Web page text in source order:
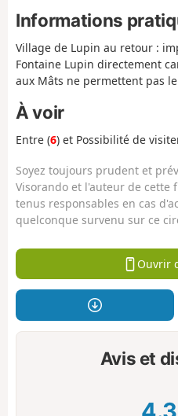
Informations
Village de Lupin au retour :
Fontaine Lupin directement
aux Mâts ne permettent pas
À voir
Entre (6) et Possibilité de
Soyez toujours prudent et
Visorando et l'auteur de cette
tenus responsables en cas
quelconque survenu sur ce
Ouvrir
Avis et